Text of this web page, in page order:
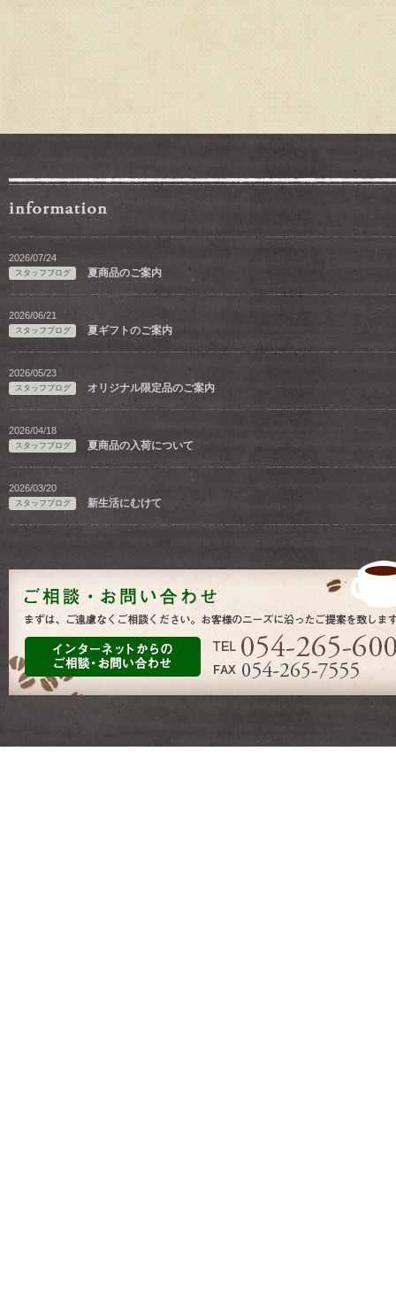
2026/07/24
スタッフブログ 夏商品のご案内
2026/06/21
スタッフブログ 夏ギフトのご案内
2026/05/23
スタッフブログ オリジナル限定品のご案内
2026/04/18
スタッフブログ 夏商品の入荷について
2026/03/20
スタッフブログ 新生活にむけて